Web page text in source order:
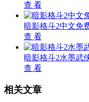
查 看
暗影格斗2中文免
查 看
暗影格斗2水墨武
查 看
相关文章